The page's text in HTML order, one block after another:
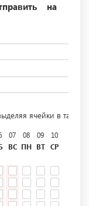
на
ячейки в
07
ВС
08
ПН
09
ВТ
10
СР